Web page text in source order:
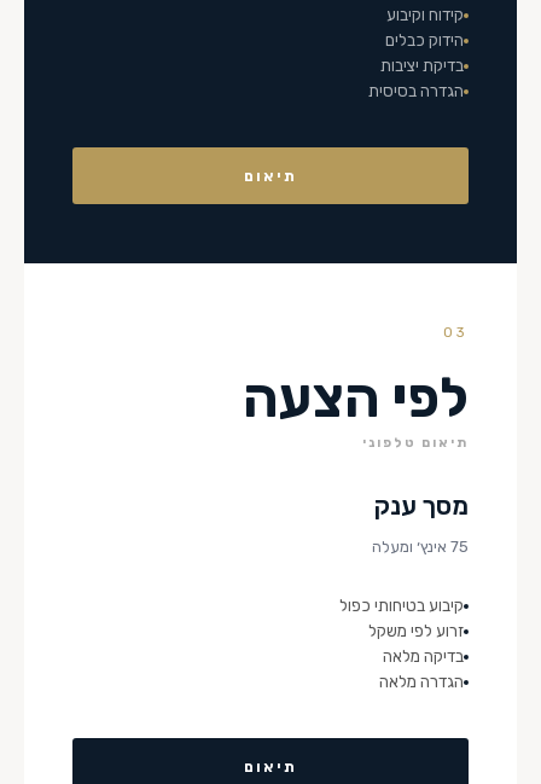
קידוח וקיבוע
הידוק כבלים
בדיקת יציבות
הגדרה בסיסית
תיאום
03
לפי הצעה
תיאום טלפוני
מסך ענק
75 אינץ׳ ומעלה
קיבוע בטיחותי כפול
זרוע לפי משקל
בדיקה מלאה
הגדרה מלאה
תיאום